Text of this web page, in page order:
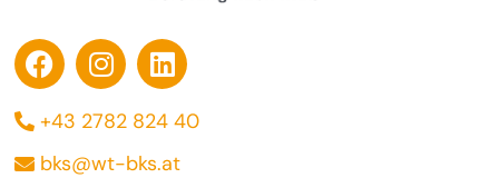
+43 2782 824 40
bks@wt-bks.at